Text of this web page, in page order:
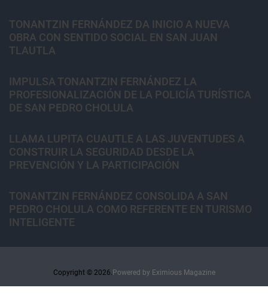
TONANTZIN FERNÁNDEZ DA INICIO A NUEVA
OBRA CON SENTIDO SOCIAL EN SAN JUAN
TLAUTLA
IMPULSA TONANTZIN FERNÁNDEZ LA
PROFESIONALIZACIÓN DE LA POLICÍA TURÍSTICA
DE SAN PEDRO CHOLULA
LLAMA LUPITA CUAUTLE A LAS JUVENTUDES A
CONSTRUIR LA SEGURIDAD DESDE LA
PREVENCIÓN Y LA PARTICIPACIÓN
TONANTZIN FERNÁNDEZ CONSOLIDA A SAN
PEDRO CHOLULA COMO REFERENTE EN TURISMO
INTELIGENTE
Copyright © 2026. Powered by Eximious Magazine